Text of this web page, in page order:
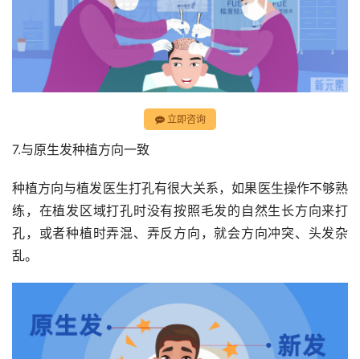
立即咨询
7.与原生发种植方向一致
种植方向与植发医生打孔有很大关系，如果医生操作不够熟
练，在植发区域打孔时没有按照毛发的自然生长方向来打
孔，或者种植时弄混、弄反方向，就会方向冲突、头发杂
乱。